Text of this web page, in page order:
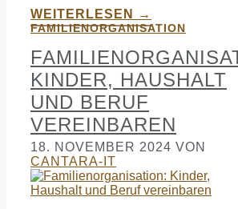
WEITERLESEN →
FAMILIENORGANISATION
KINDER, HAUSHALT
UND BERUF
VEREINBAREN
18. NOVEMBER 2024 VON
CANTARA-IT